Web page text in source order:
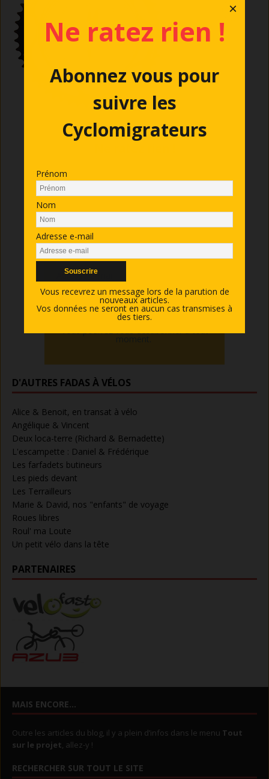
Prénom
Nom
Adresse e-mail
Vous pourrez vous désabonner à tout
D'AUTRES FADAS À VÉLOS
Alice & Benoit, en transat à vélo
Angélique & Vincent
Deux loca-terre (Richard & Bernadette)
L'escampette : Daniel & Frédérique
Les farfadets butineurs
Les pieds devant
Les Terrailleurs
Marie & David, nos "enfants" de voyage
Roues libres
Roul' ma Loute
Un petit vélo dans la tête
PARTENAIRES
MAIS ENCORE…
Outre les articles du blog, il y a plein d’infos dans le menu Tout
sur le projet, allez-y !
RECHERCHER SUR TOUT LE SITE
Ne ratez rien !
Abonnez vous pour
suivre les
Cyclomigrateurs
Prénom
Nom
Adresse e-mail
Vous recevrez un message lors de la parution de
nouveaux articles.
Vos données ne seront en aucun cas transmises à
des tiers.
×